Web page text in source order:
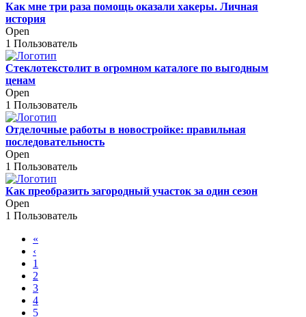
Как мне три раза помощь оказали хакеры. Личная
история
Open
1 Пользователь
Стеклотекстолит в огромном каталоге по выгодным
ценам
Open
1 Пользователь
Отделочные работы в новостройке: правильная
последовательность
Open
1 Пользователь
Как преобразить загородный участок за один сезон
Open
1 Пользователь
«
‹
1
2
3
4
5